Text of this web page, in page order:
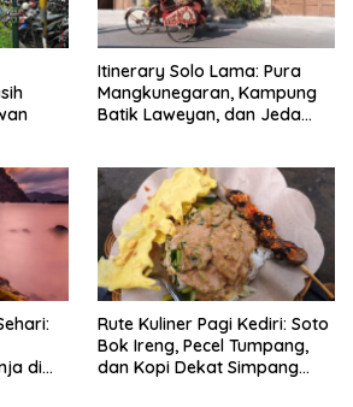
Itinerary Solo Lama: Pura
Mangkunegaran, Kampung
Batik Laweyan, dan Jeda
di
Rute Kuliner Pagi Kediri: Soto
Bok Ireng, Pecel Tumpang,
dan Kopi Dekat Simpang